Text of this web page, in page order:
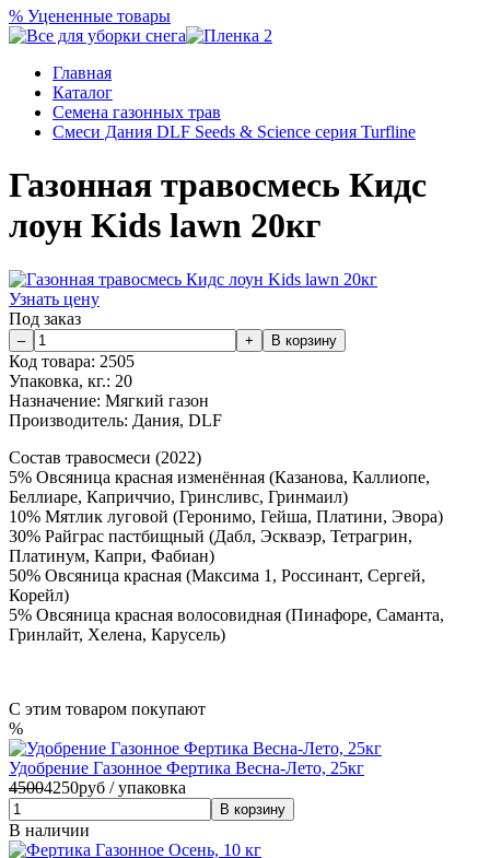
% Уцененные товары
Главная
Каталог
Семена газонных трав
Смеси Дания DLF Seeds & Sciеnce серия Turfline
Газонная травосмесь Кидс
лоун Kids lawn 20кг
Узнать цену
Под заказ
Код товара: 2505
Упаковка, кг.: 20
Назначение: Мягкий газон
Производитель: Дания, DLF
Состав травосмеси (2022)
5% Овсяница красная изменённая (Казанова, Каллиопе,
Беллиаре, Каприччио, Гринсливс, Гринмаил)
10% Мятлик луговой (Геронимо, Гейша, Платини, Эвора)
30% Райграс пастбищный (Дабл, Эскваэр, Тетрагрин,
Платинум, Капри, Фабиан)
50% Овсяница красная (Максима 1, Россинант, Сергей,
Корейл)
5% Овсяница красная волосовидная (Пинафоре, Саманта,
Гринлайт, Хелена, Карусель)
С этим товаром покупают
%
Удобрение Газонное Фертика Весна-Лето, 25кг
45004250руб / упаковка
В наличии